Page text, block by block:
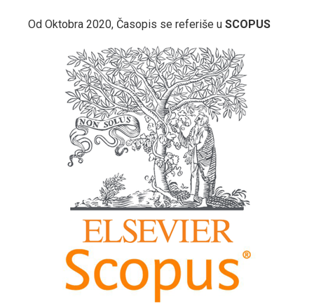
Od Oktobra 2020, Časopis se referiše u SCOPUS